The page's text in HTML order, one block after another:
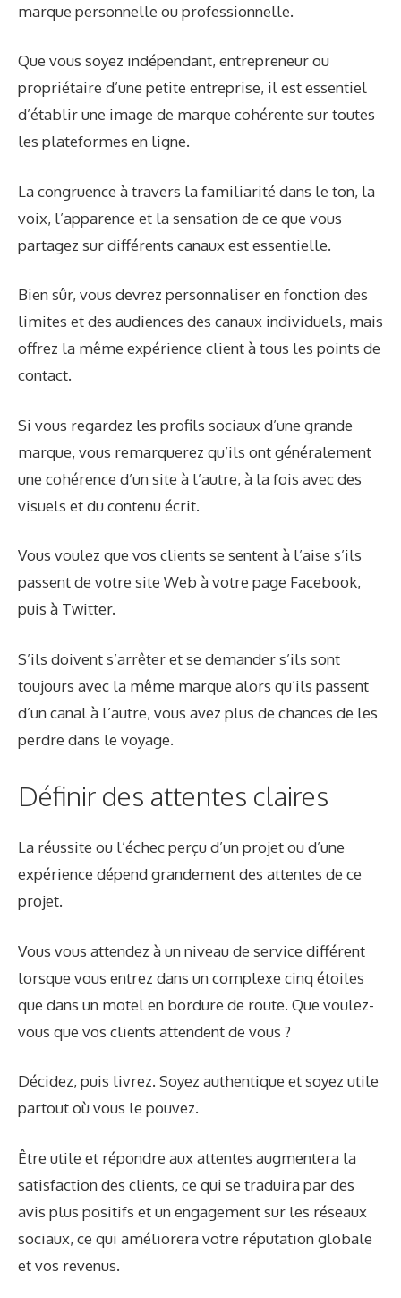
marque personnelle ou professionnelle.
Que vous soyez indépendant, entrepreneur ou
propriétaire d’une petite entreprise, il est essentiel
d’établir une image de marque cohérente sur toutes
les plateformes en ligne.
La congruence à travers la familiarité dans le ton, la
voix, l’apparence et la sensation de ce que vous
partagez sur différents canaux est essentielle.
Bien sûr, vous devrez personnaliser en fonction des
limites et des audiences des canaux individuels, mais
offrez la même expérience client à tous les points de
contact.
Si vous regardez les profils sociaux d’une grande
marque, vous remarquerez qu’ils ont généralement
une cohérence d’un site à l’autre, à la fois avec des
visuels et du contenu écrit.
Vous voulez que vos clients se sentent à l’aise s’ils
passent de votre site Web à votre page Facebook,
puis à Twitter.
S’ils doivent s’arrêter et se demander s’ils sont
toujours avec la même marque alors qu’ils passent
d’un canal à l’autre, vous avez plus de chances de les
perdre dans le voyage.
Définir des attentes claires
La réussite ou l’échec perçu d’un projet ou d’une
expérience dépend grandement des attentes de ce
projet.
Vous vous attendez à un niveau de service différent
lorsque vous entrez dans un complexe cinq étoiles
que dans un motel en bordure de route. Que voulez-
vous que vos clients attendent de vous ?
Décidez, puis livrez. Soyez authentique et soyez utile
partout où vous le pouvez.
Être utile et répondre aux attentes augmentera la
satisfaction des clients, ce qui se traduira par des
avis plus positifs et un engagement sur les réseaux
sociaux, ce qui améliorera votre réputation globale
et vos revenus.